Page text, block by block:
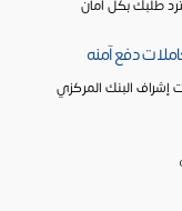
طلبك بكل أمان
دفع آمنه
إشراف البنك المركزي